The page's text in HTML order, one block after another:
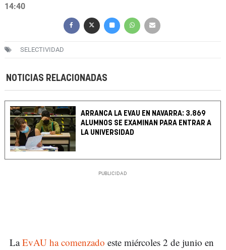
14:40
SELECTIVIDAD
NOTICIAS RELACIONADAS
ARRANCA LA EVAU EN NAVARRA: 3.869
ALUMNOS SE EXAMINAN PARA ENTRAR A
LA UNIVERSIDAD
LaEvAU ha comenzado este miércoles 2 de junio en